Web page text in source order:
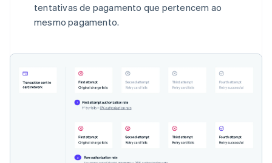
tentativas de pagamento que pertencem ao
mesmo pagamento.